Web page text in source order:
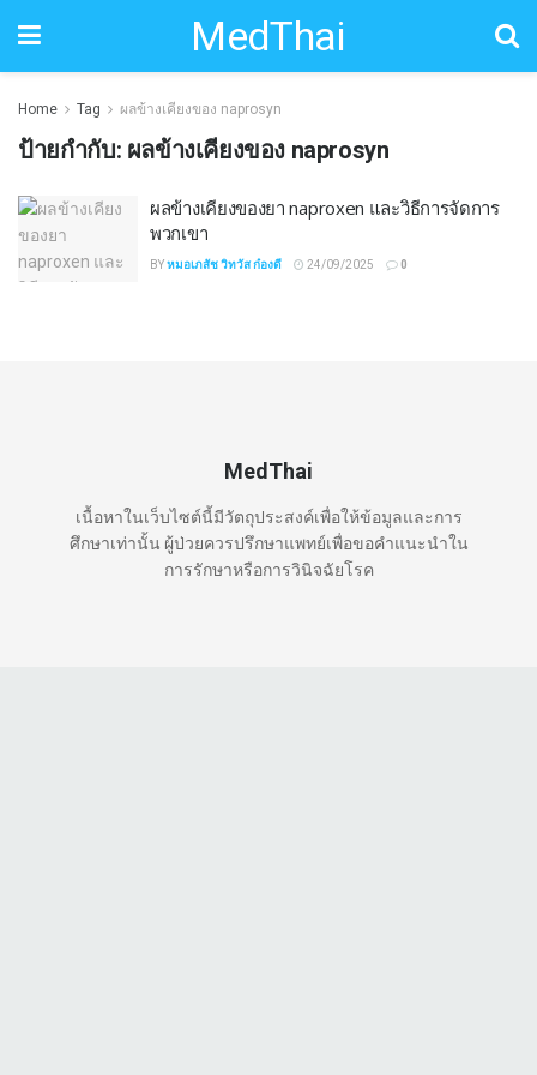
MedThai
Home Tag ผลข้างเคียงของ naprosyn
ป้ายกำกับ: ผลข้างเคียงของ naprosyn
ผลข้างเคียงของยา naproxen และวิธีการจัดการ
พวกเขา
BYหมอเภสัช วิทวัส ก๋องดี 24/09/2025 0
MedThai
เนื้อหาในเว็บไซต์นี้มีวัตถุประสงค์เพื่อให้ข้อมูลและการ
ศึกษาเท่านั้น ผู้ป่วยควรปรึกษาแพทย์เพื่อขอคำแนะนำใน
การรักษาหรือการวินิจฉัยโรค